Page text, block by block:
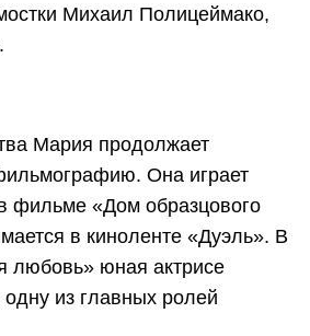
Михаил Полицеймако,
Мария продолжает
Она играет
фильме «Дом образцового
в киноленте «Дуэль». В
любовь» юная актрисе
из главных ролей